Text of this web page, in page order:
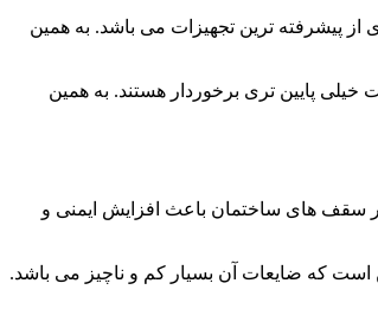
پیشرفته ترین تجهیزات می باشد. به همین
خیلی پایین تری برخوردار هستند. به همین
سقف های ساختمان باعث افزایش ایمنی و
که ضایعات آن بسیار کم و ناچیز می باشد.